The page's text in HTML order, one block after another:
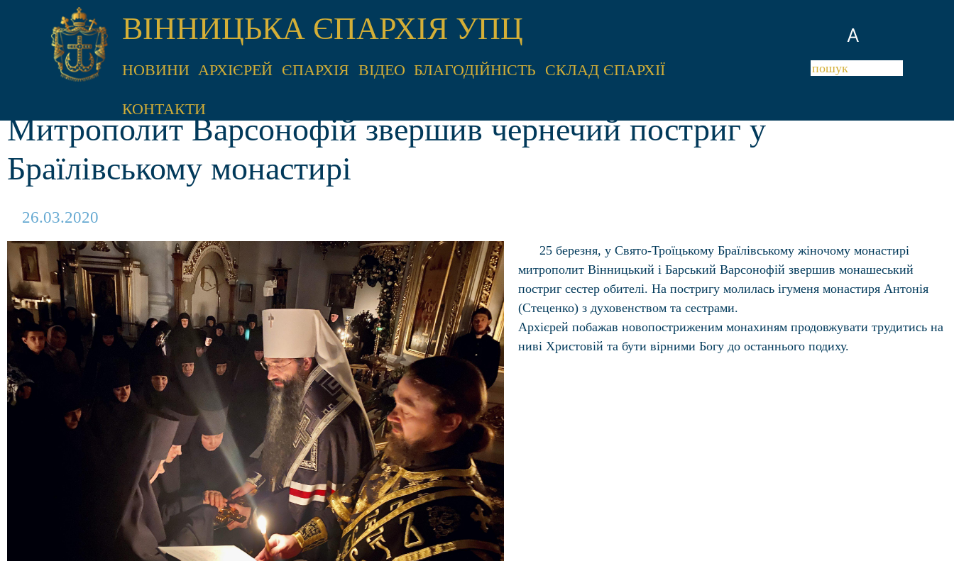
A
ВІННИЦЬКА ЄПАРХІЯ УПЦ
НОВИНИ АРХІЄРЕЙ ЄПАРХІЯ ВІДЕО БЛАГОДІЙНІСТЬ СКЛАД ЄПАРХІЇ
КОНТАКТИ
Митрополит Варсонофій звершив чернечий постриг у
Браїлівському монастирі
26.03.2020
25 березня, у Свято-Троїцькому Браїлівському жіночому монастирі
митрополит Вінницький і Барський Варсонофій звершив монашеський
постриг сестер обителі. На постригу молилась ігуменя монастиря Антонія
(Стеценко) з духовенством та сестрами.
Архієрей побажав новопостриженим монахиням продовжувати трудитись на
ниві Христовій та бути вірними Богу до останнього подиху.